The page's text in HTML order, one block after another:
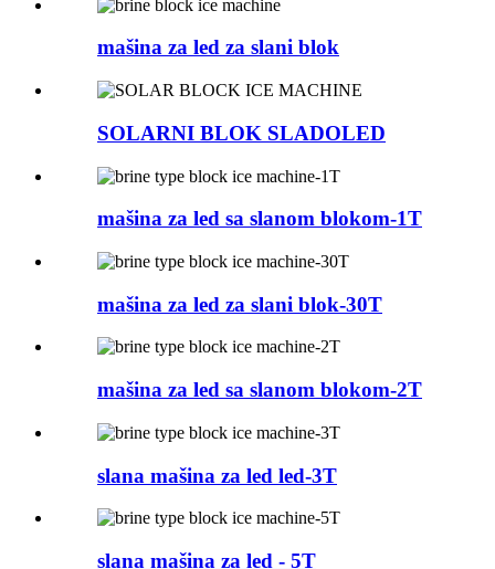
mašina za led za slani blok
SOLARNI BLOK SLADOLED
mašina za led sa slanom blokom-1T
mašina za led za slani blok-30T
mašina za led sa slanom blokom-2T
slana mašina za led led-3T
slana mašina za led - 5T